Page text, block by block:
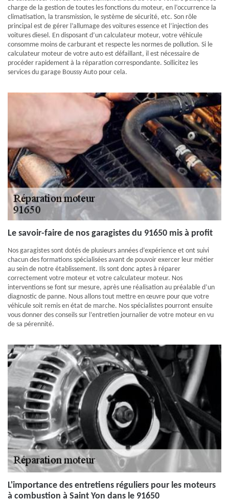
charge de la gestion de toutes les fonctions du moteur, en l’occurrence la
climatisation, la transmission, le système de sécurité, etc. Son rôle
principal est de gérer l’allumage des voitures essence et l’injection des
voitures diesel. En disposant d’un calculateur moteur, votre véhicule
consomme moins de carburant et respecte les normes de pollution. Si le
calculateur moteur de votre auto est défaillant, il est nécessaire de
procéder rapidement à la réparation correspondante. Sollicitez les
services du garage Boussy Auto pour cela.
Le savoir-faire de nos garagistes du 91650 mis à profit
Nos garagistes sont dotés de plusieurs années d’expérience et ont suivi
chacun des formations spécialisées avant de pouvoir exercer leur métier
au sein de notre établissement. Ils sont donc aptes à réparer
correctement votre moteur et votre calculateur moteur. Nos
interventions se font sur mesure, après une réalisation au préalable d’un
diagnostic de panne. Nous allons tout mettre en œuvre pour que votre
véhicule soit remis en état de marche. Nos spécialistes pourront ensuite
vous donner des conseils sur l’entretien journalier de votre moteur en vu
de sa pérennité.
L'importance des entretiens réguliers pour les moteurs
à combustion à Saint Yon dans le 91650